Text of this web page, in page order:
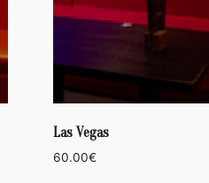
Las Vegas
60.00€